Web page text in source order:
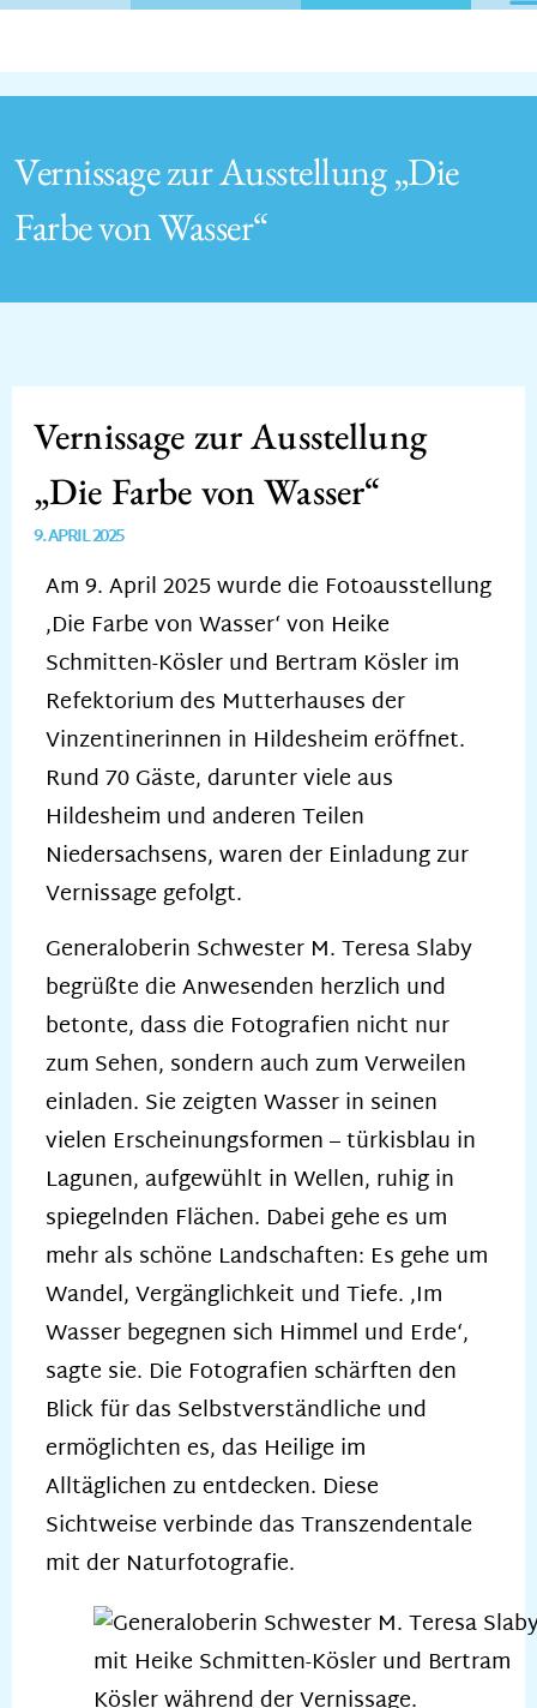
Vernissage zur Ausstellung „Die
Farbe von Wasser“
Vernissage zur Ausstellung
„Die Farbe von Wasser“
9. APRIL 2025
Am 9. April 2025 wurde die Fotoausstellung
‚Die Farbe von Wasser‘ von Heike
Schmitten-Kösler und Bertram Kösler im
Refektorium des Mutterhauses der
Vinzentinerinnen in Hildesheim eröffnet.
Rund 70 Gäste, darunter viele aus
Hildesheim und anderen Teilen
Niedersachsens, waren der Einladung zur
Vernissage gefolgt.
Generaloberin Schwester M. Teresa Slaby
begrüßte die Anwesenden herzlich und
betonte, dass die Fotografien nicht nur
zum Sehen, sondern auch zum Verweilen
einladen. Sie zeigten Wasser in seinen
vielen Erscheinungsformen – türkisblau in
Lagunen, aufgewühlt in Wellen, ruhig in
spiegelnden Flächen. Dabei gehe es um
mehr als schöne Landschaften: Es gehe um
Wandel, Vergänglichkeit und Tiefe. ‚Im
Wasser begegnen sich Himmel und Erde‘,
sagte sie. Die Fotografien schärften den
Blick für das Selbstverständliche und
ermöglichten es, das Heilige im
Alltäglichen zu entdecken. Diese
Sichtweise verbinde das Transzendentale
mit der Naturfotografie.